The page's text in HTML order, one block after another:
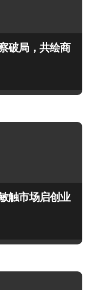
破局，共绘商
触市场启创业